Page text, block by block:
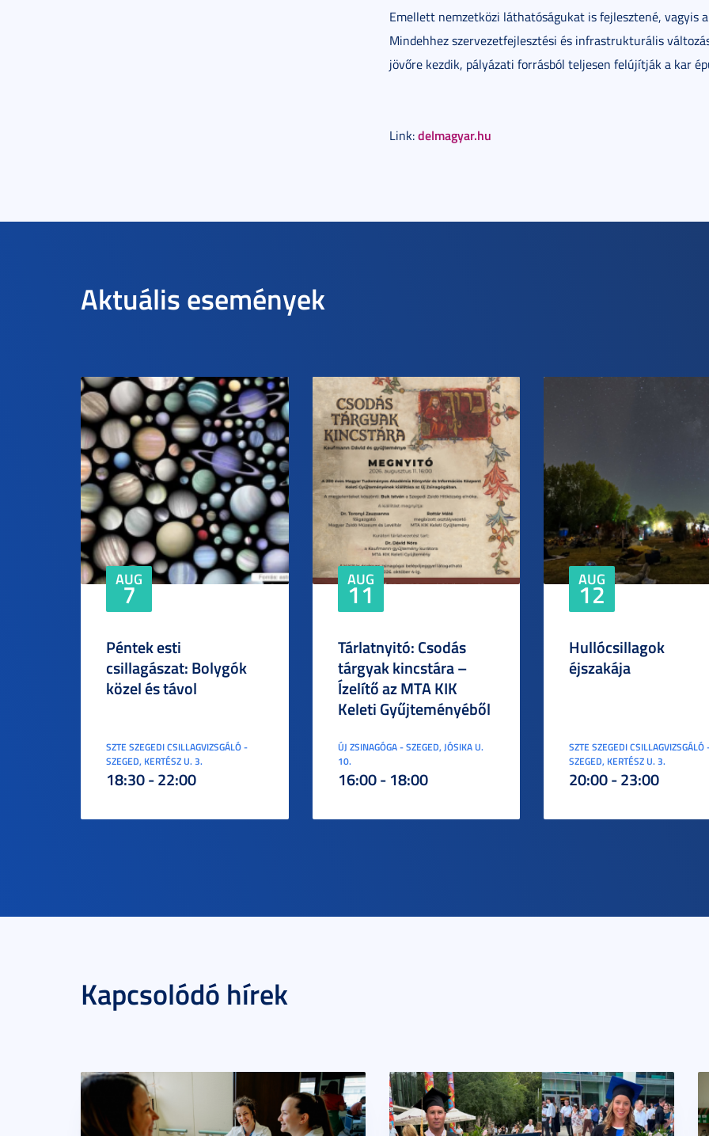
Emellett nemzetközi láthatóságukat is fejlesztené, vagyis
Mindehhez szervezetfejlesztési és infrastrukturális
jövőre kezdik, pályázati forrásból teljesen felújítják a kar
Link:delmagyar.hu
Aktuális események
AUG
7
Péntek esti
csillagászat: Bolygók
közel és távol
SZTE SZEGEDI CSILLAGVIZSGÁLÓ -
SZEGED, KERTÉSZ U. 3.
18:30 - 22:00
AUG
11
Tárlatnyitó: Csodás
tárgyak kincstára –
Ízelítő az MTA KIK
Keleti Gyűjteményéből
ÚJ ZSINAGÓGA - SZEGED, JÓSIKA U.
10.
16:00 - 18:00
AUG
12
Hullócsillagok
éjszakája
SZTE SZEGEDI CSILLAGVIZSGÁLÓ
SZEGED, KERTÉSZ U. 3.
20:00 - 23:00
Kapcsolódó hírek